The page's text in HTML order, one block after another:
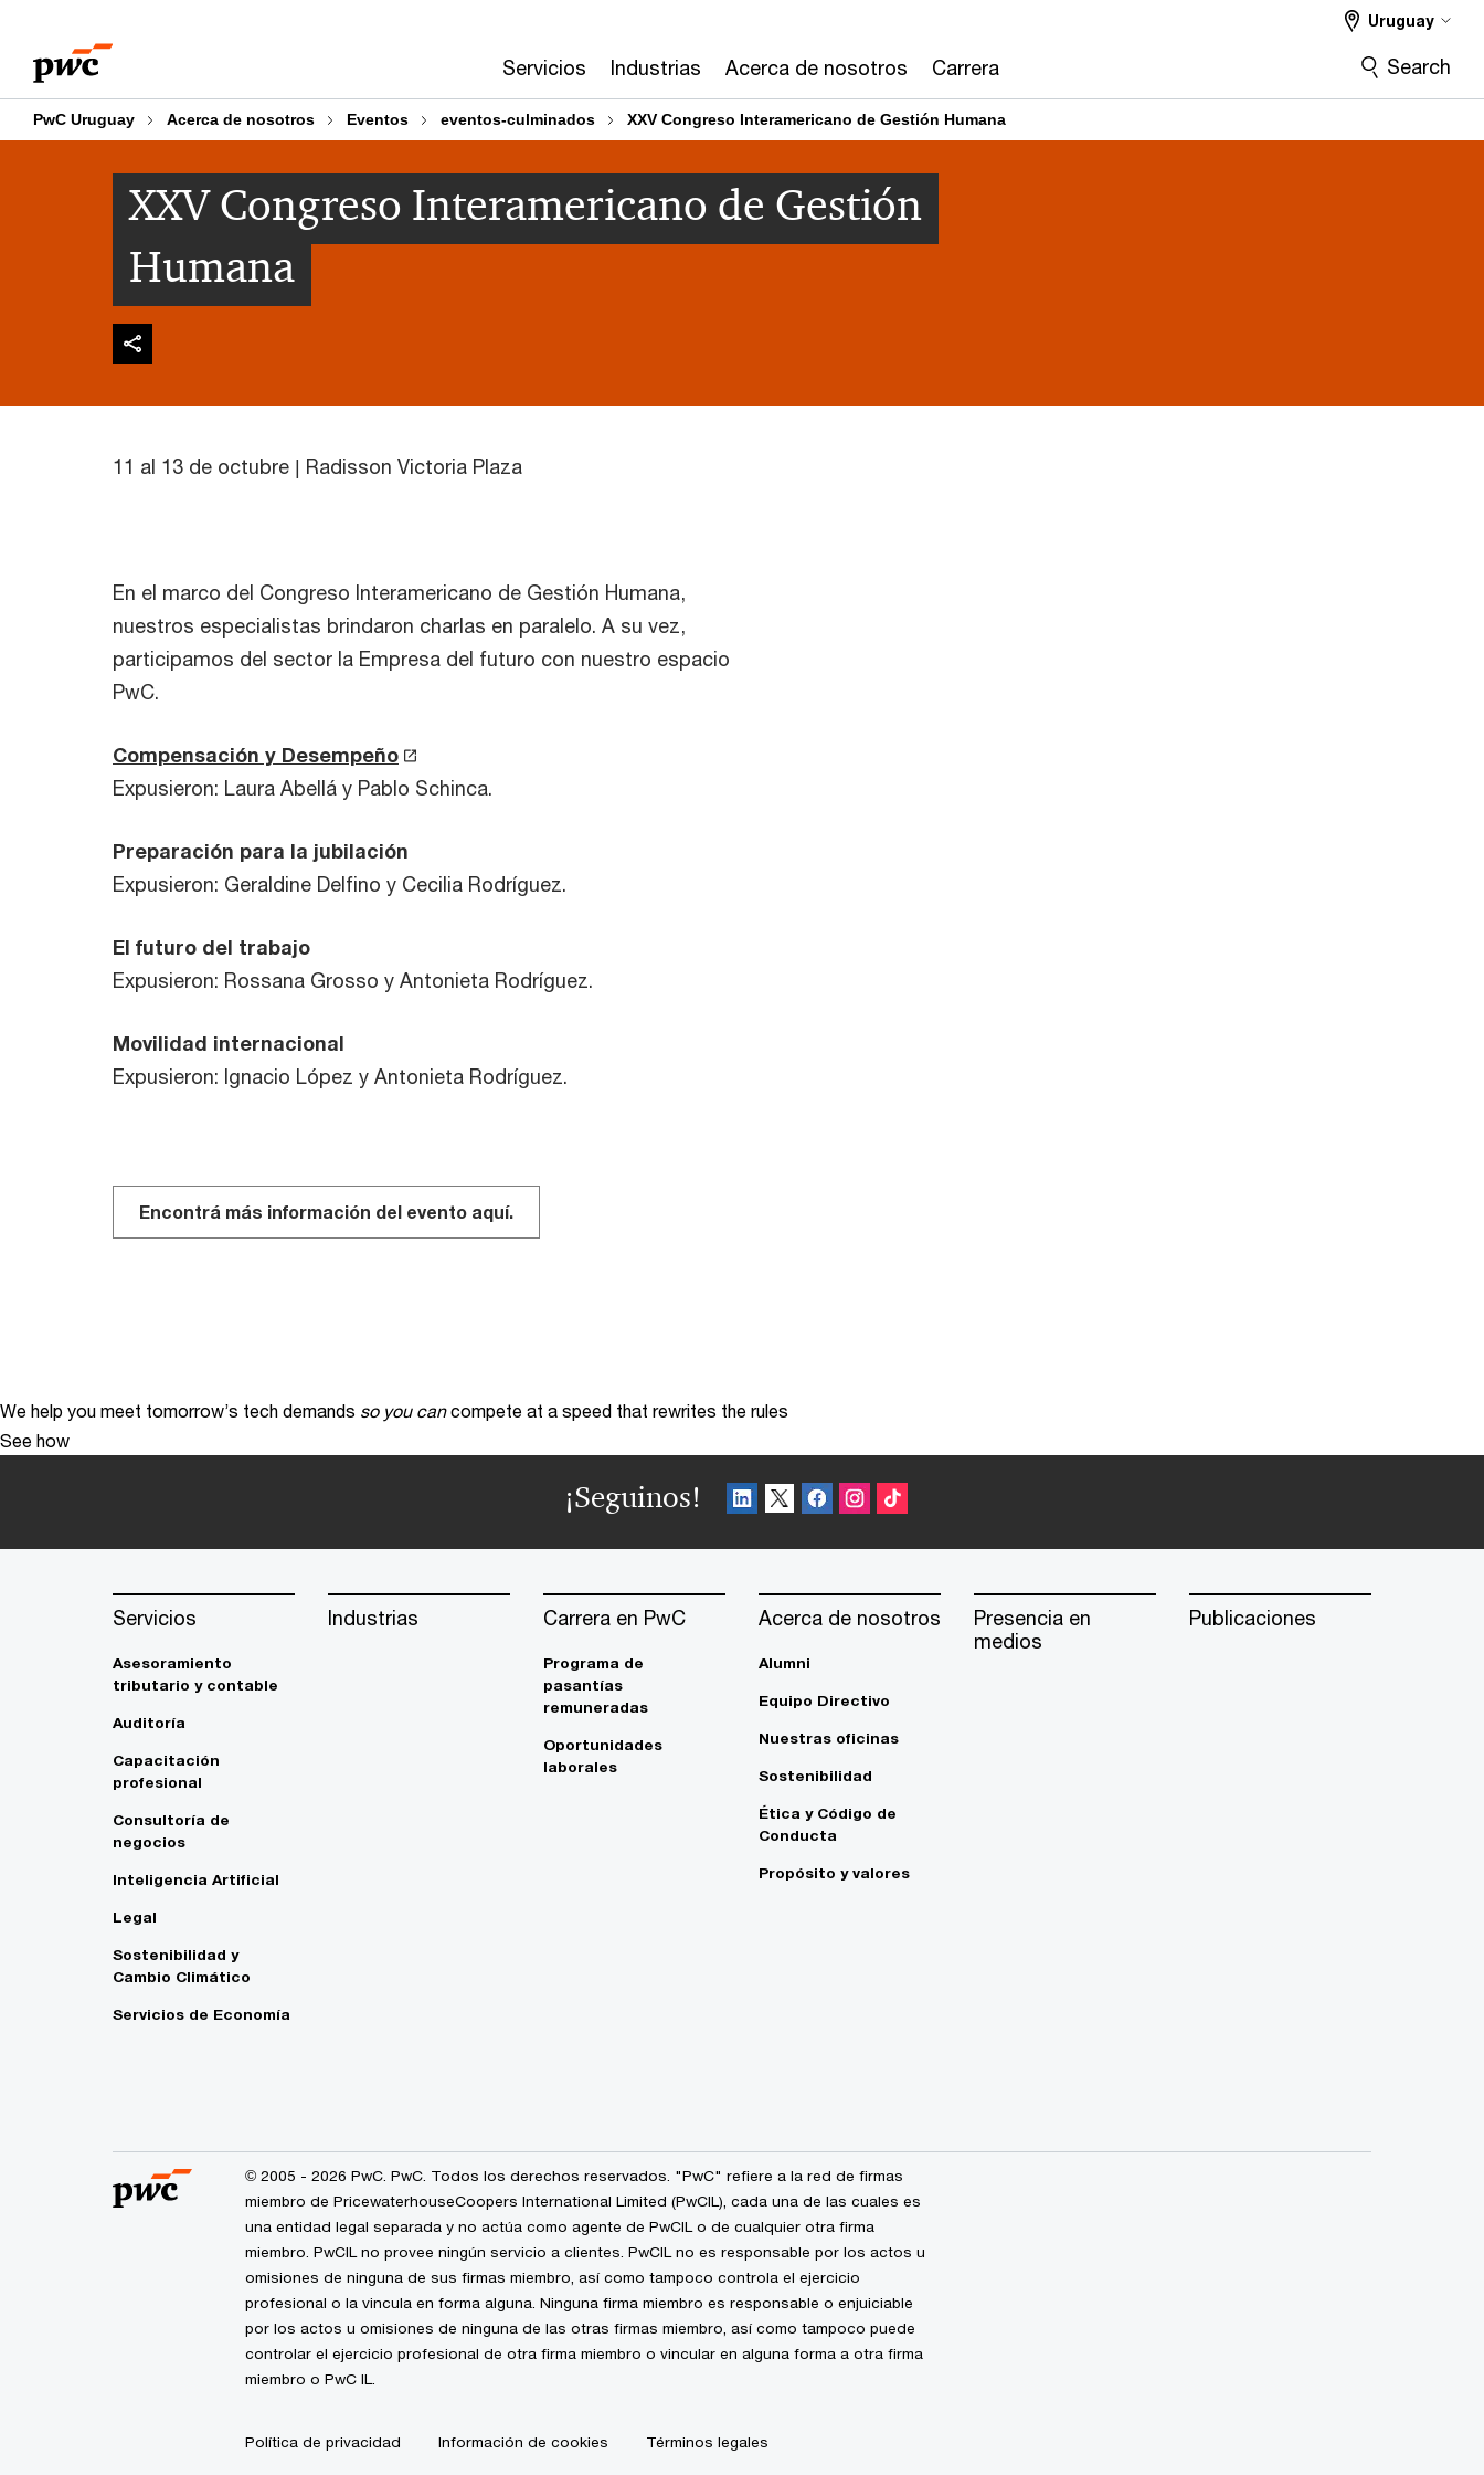
content
footer
Servicios Industrias Acerca de nosotros Carrera
Uruguay
Search
PwC Uruguay Acerca de nosotros Eventos eventos-culminados XXV Congreso Interamericano de Gestión Humana
XXV Congreso Interamericano de Gestión
Humana
11 al 13 de octubre | Radisson Victoria Plaza
En el marco del Congreso Interamericano de Gestión Humana,
nuestros especialistas brindaron charlas en paralelo. A su vez,
participamos del sector la Empresa del futuro con nuestro espacio
PwC.
Compensación y Desempeño
Expusieron: Laura Abellá y Pablo Schinca.
Preparación para la jubilación
Expusieron: Geraldine Delfino y Cecilia Rodríguez.
El futuro del trabajo
Expusieron: Rossana Grosso y Antonieta Rodríguez.
Movilidad internacional
Expusieron: Ignacio López y Antonieta Rodríguez.
Encontrá más información del evento aquí.
We help you meet tomorrow’s tech demands so you can compete at a speed that rewrites the rules
See how
¡Seguinos!
Servicios
Asesoramiento
tributario y contable
Auditoría
Capacitación
profesional
Consultoría de
negocios
Inteligencia Artificial
Legal
Sostenibilidad y
Cambio Climático
Servicios de Economía
Industrias Carrera en PwC
Programa de
pasantías
remuneradas
Oportunidades
laborales
Acerca de nosotros
Alumni
Equipo Directivo
Nuestras oficinas
Sostenibilidad
Ética y Código de
Conducta
Propósito y valores
Presencia en
medios
Publicaciones
© 2005 - 2026 PwC. PwC. Todos los derechos reservados. "PwC" refiere a la red de firmas
miembro de PricewaterhouseCoopers International Limited (PwCIL), cada una de las cuales es
una entidad legal separada y no actúa como agente de PwCIL o de cualquier otra firma
miembro. PwCIL no provee ningún servicio a clientes. PwCIL no es responsable por los actos u
omisiones de ninguna de sus firmas miembro, así como tampoco controla el ejercicio
profesional o la vincula en forma alguna. Ninguna firma miembro es responsable o enjuiciable
por los actos u omisiones de ninguna de las otras firmas miembro, así como tampoco puede
controlar el ejercicio profesional de otra firma miembro o vincular en alguna forma a otra firma
miembro o PwC IL.
Política de privacidad Información de cookies Términos legales